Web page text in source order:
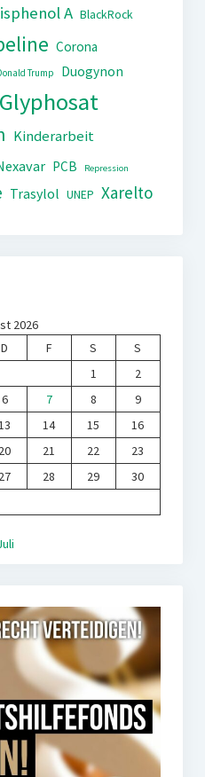
A BlackRock
Corona
Trump
Duogynon
Glyphosat
Kinderarbeit
PCB Repression
Trasylol UNEP Xarelto
2026
D F S
S
1
2
6 7 8
9
14 15
16
20 21 22
23
27 28 29
30